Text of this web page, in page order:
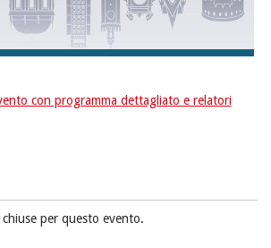
con programma dettagliato e relatori
per questo evento.